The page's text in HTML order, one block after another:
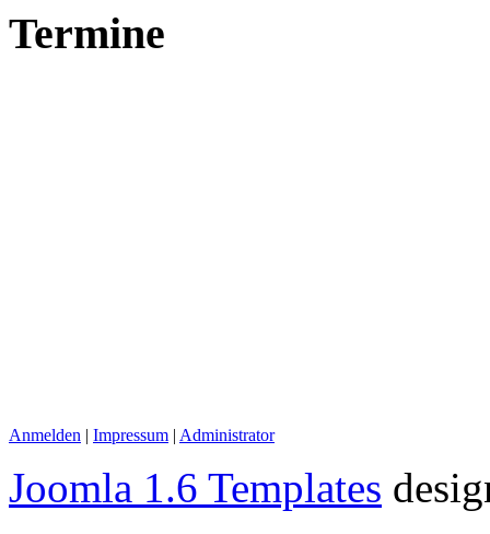
Termine
Anmelden | Impressum | Administrator
Joomla 1.6 Templates